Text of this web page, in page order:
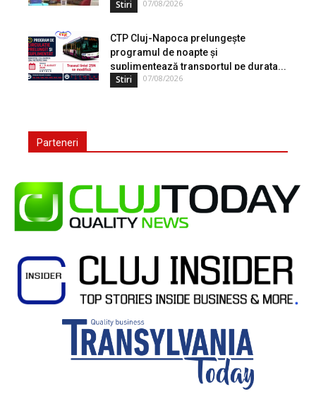
Stiri 07/08/2026
CTP Cluj-Napoca prelungește
programul de noapte și
suplimentează transportul pe durata...
Stiri 07/08/2026
Parteneri